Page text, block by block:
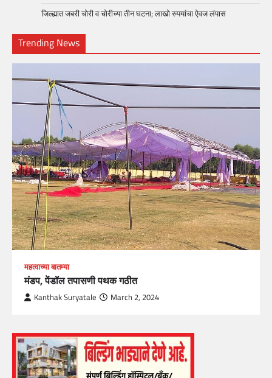
जिल्ह्यात जबरी चोरी व चोरीच्या तीन घटना; लाखो रुपयांचा ऐवज लंपास
Trending News
महत्वाच्या बातम्या
मंडप, पेंडॉल तपासणी पथक गठीत
Kanthak Suryatale March 2, 2024